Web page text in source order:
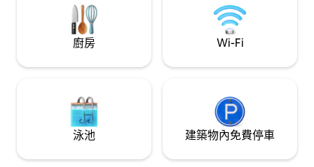
comidas en planta baja. A cuadras de
paseos comerciales. El dpto cuenta con
aires en todos los ambientes, TV, wifi,
lavarropas, microondas, cafetera, pava
eléctrica, y s/blancos.
廚房 Wi-Fi
泳池 建築物內免費停車